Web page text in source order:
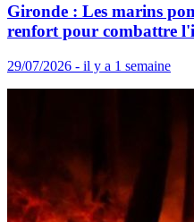
Gironde : Les marins
renfort pour combattre
29/07/2026 - il y a 1 semaine